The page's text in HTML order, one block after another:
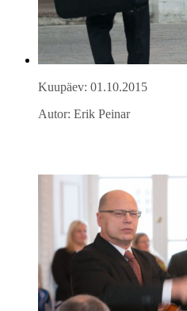
Kuupäev: 01.10.2015
Autor: Erik Peinar